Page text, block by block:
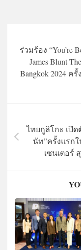
ร่วมร้อง “You’re
James Blunt
Bangkok 2024 ค
ไทยกูลิโกะ เปิ
นัท”ครั้งแรก
เซนเตอร์